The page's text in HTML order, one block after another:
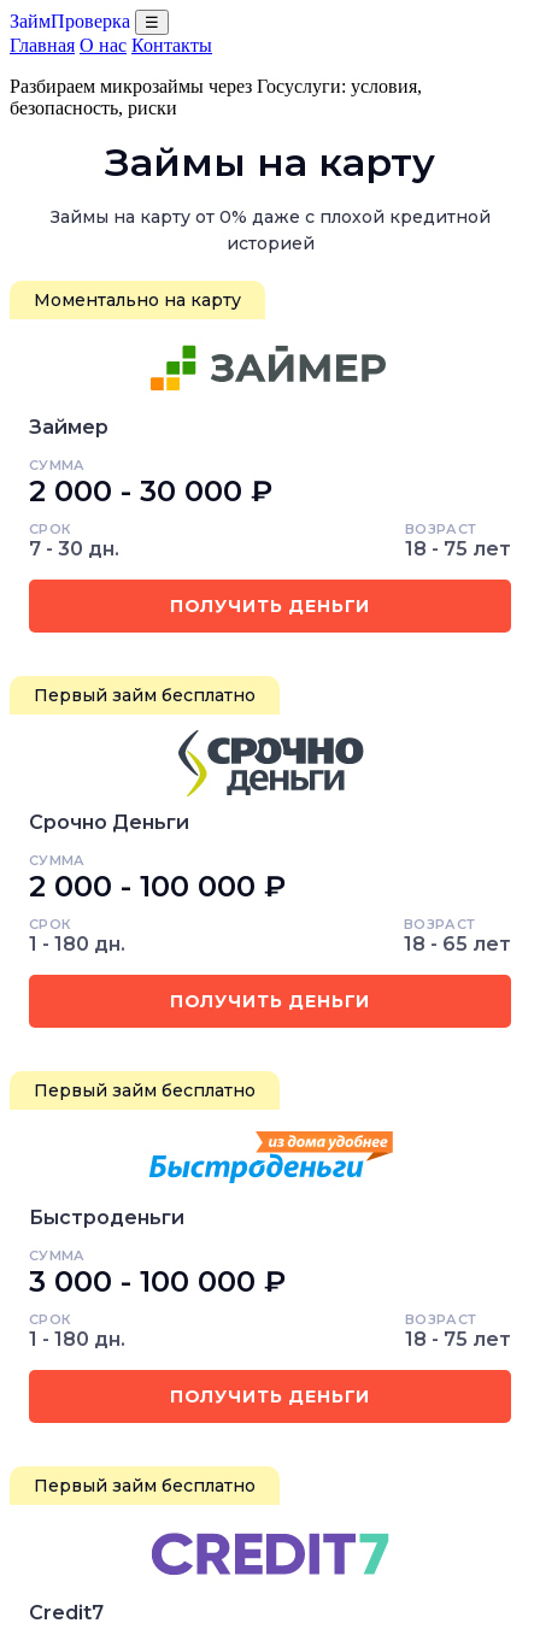
ЗаймПроверка ☰
Главная О нас Контакты
Разбираем микрозаймы через Госуслуги: условия,
безопасность, риски
Займы на карту
Займы на карту от 0% даже с плохой кредитной
историей
Моментально на карту
Займер
СУММА
2 000 - 30 000 ₽
СРОК
7 - 30 дн.
ВОЗРАСТ
18 - 75 лет
ПОЛУЧИТЬ ДЕНЬГИ
Первый займ бесплатно
Срочно Деньги
СУММА
2 000 - 100 000 ₽
СРОК
1 - 180 дн.
ВОЗРАСТ
18 - 65 лет
ПОЛУЧИТЬ ДЕНЬГИ
Первый займ бесплатно
Быстроденьги
СУММА
3 000 - 100 000 ₽
СРОК
1 - 180 дн.
ВОЗРАСТ
18 - 75 лет
ПОЛУЧИТЬ ДЕНЬГИ
Первый займ бесплатно
Credit7